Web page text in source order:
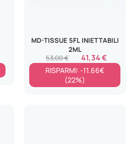
MD-TISSUE 5FL INIETTABILI
2ML
41,34 €
53,00 €
RISPARMI: -11.66€
(22%)